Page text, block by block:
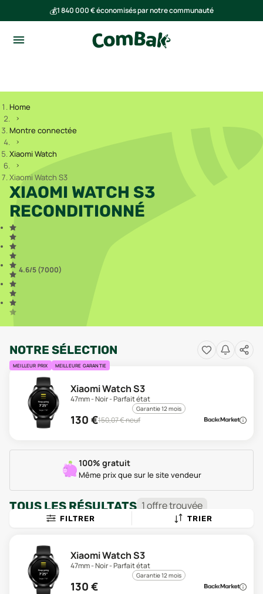
💰1 840 000 € économisés par notre communauté
Home
Montre connectée
Xiaomi Watch
Xiaomi Watch S3
XIAOMI WATCH S3
RECONDITIONNÉ
4.6/5 (7 000)
NOTRE SÉLECTION
MEILLEUR PRIX MEILLEURE GARANTIE
Xiaomi Watch S3
47mm - Noir - Parfait état
Garantie 12 mois
130 €150,07€ neuf
100% gratuit
Même prix que sur le site vendeur
TOUS LES RÉSULTATS 1offretrouvée
FILTRER TRIER
Xiaomi Watch S3
47mm - Noir - Parfait état
Garantie 12 mois
130 €